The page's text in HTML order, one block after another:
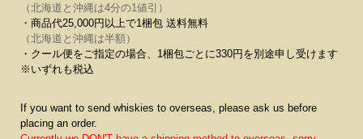
（北海道と沖縄は4分の1値引）
・商品代25,000円以上で1梱包 送料無料
（北海道と沖縄は半額）
・クール便をご指定の場合、1梱包ごとに330円を別途申し受けます
※いずれも税込
If you want to send whiskies to overseas, please ask us before
placing an order.